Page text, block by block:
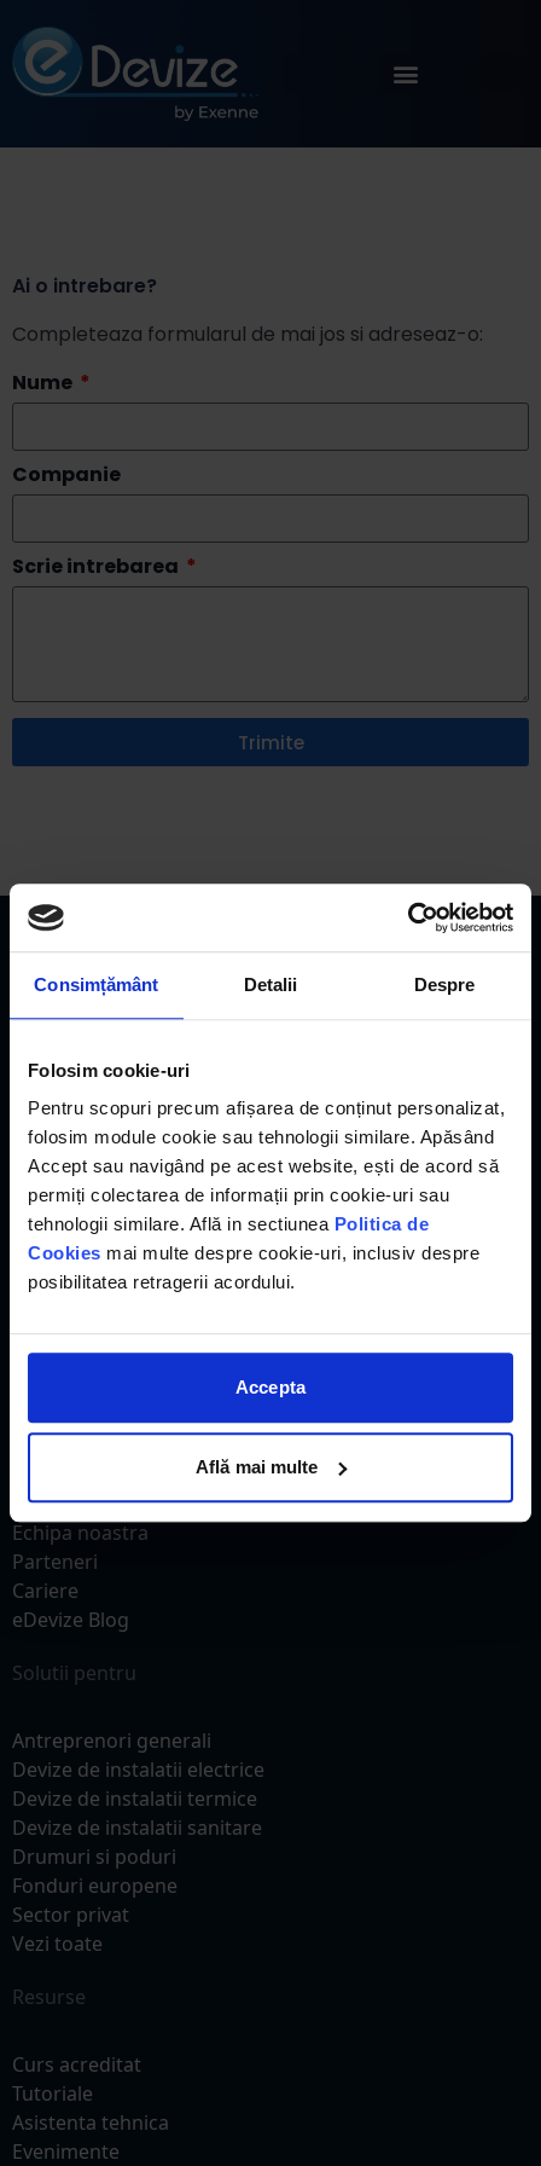
Consimțământ Detalii Despre
Folosim cookie-uri
Pentru scopuri precum afișarea de conținut personalizat,
folosim module cookie sau tehnologii similare. Apăsând
Accept sau navigând pe acest website, ești de acord să
permiți colectarea de informații prin cookie-uri sau
tehnologii similare. Află in sectiunea Politica de
Cookies mai multe despre cookie-uri, inclusiv despre
posibilitatea retragerii acordului.
Accepta
Află mai multe
Ai o intrebare?
Completeaza formularul de mai jos si adreseaz-o:
Nume
Companie
Scrie intrebarea
Trimite
eDevize
Acasa
Preturi
Evaluare
Ofertare si decontare
Administrarea costurilor
Descarca
Echipa noastra
Parteneri
Cariere
eDevize Blog
Solutii pentru
Antreprenori generali
Devize de instalatii electrice
Devize de instalatii termice
Devize de instalatii sanitare
Drumuri si poduri
Fonduri europene
Sector privat
Vezi toate
Resurse
Curs acreditat
Tutoriale
Asistenta tehnica
Evenimente